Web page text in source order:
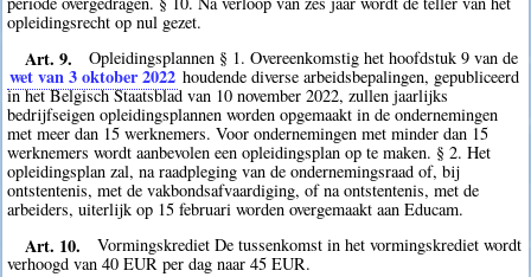
opleidingsrecht op nul gezet.
Art. 9. Opleidingsplannen § 1. Overeenkomstig het hoofdstuk 9 van de
wet van 3 oktober 2022 houdende diverse arbeidsbepalingen, gepubliceerd
in het Belgisch Staatsblad van 10 november 2022, zullen jaarlijks
bedrijfseigen opleidingsplannen worden opgemaakt in de ondernemingen
met meer dan 15 werknemers. Voor ondernemingen met minder dan 15
werknemers wordt aanbevolen een opleidingsplan op te maken. § 2. Het
opleidingsplan zal, na raadpleging van de ondernemingsraad of, bij
ontstentenis, met de vakbondsafvaardiging, of na ontstentenis, met de
arbeiders, uiterlijk op 15 februari worden overgemaakt aan Educam.
Art. 10.
Vormingskrediet De tussenkomst in het vormingskrediet wordt
verhoogd van 40 EUR per dag naar 45 EUR.